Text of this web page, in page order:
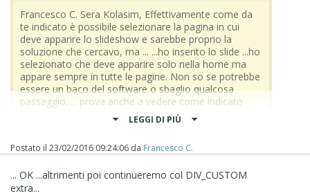
Francesco C. Sera Kolasim, Effettivamente come da
te indicato è possibile selezionare la pagina in cui
deve apparire lo slideshow e sarebbe proprio la
soluzione che cercavo, ma ... ...ho inserito lo slide ...ho
selezionato che deve apparire solo nella home ma
appare sempre in tutte le pagine. Non so se potrebbe
essere un baco del software o sbaglio qualcosa
passaggio. ... prova anche a vedere come indicato
qui: Passo 1 - Impostazioni Generali >
Personalizzazione del Modello Desktop | Riquadro
http://help.websitex5.com/it/v12/evo/index.html?
Pagina > Funzioni comuni > Finestra Proprietà Effetto
| ▪Effetto
LEGGI DI PIÙ
Postato il 23/02/2016 09:24:06 da Francesco C.
... OK ...altrimenti poi continueremo col DIV_CUSTOM
extra...